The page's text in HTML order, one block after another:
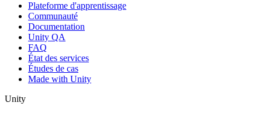
Plateforme d'apprentissage
Communauté
Documentation
Unity QA
FAQ
État des services
Études de cas
Made with Unity
Unity